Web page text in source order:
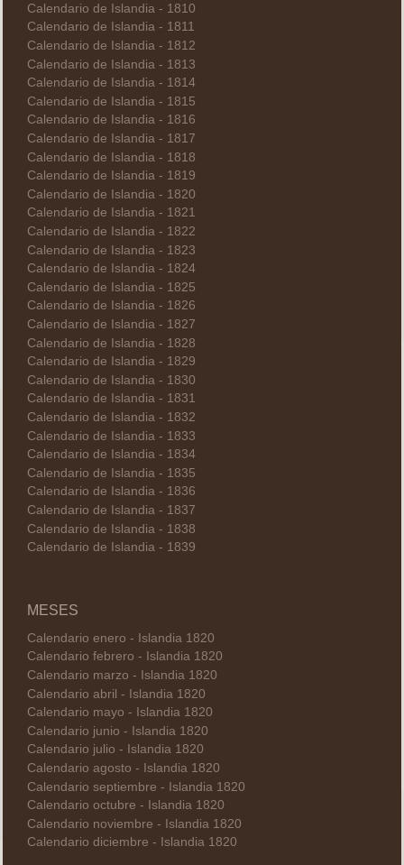
Calendario de Islandia - 1810
Calendario de Islandia - 1811
Calendario de Islandia - 1812
Calendario de Islandia - 1813
Calendario de Islandia - 1814
Calendario de Islandia - 1815
Calendario de Islandia - 1816
Calendario de Islandia - 1817
Calendario de Islandia - 1818
Calendario de Islandia - 1819
Calendario de Islandia - 1820
Calendario de Islandia - 1821
Calendario de Islandia - 1822
Calendario de Islandia - 1823
Calendario de Islandia - 1824
Calendario de Islandia - 1825
Calendario de Islandia - 1826
Calendario de Islandia - 1827
Calendario de Islandia - 1828
Calendario de Islandia - 1829
Calendario de Islandia - 1830
Calendario de Islandia - 1831
Calendario de Islandia - 1832
Calendario de Islandia - 1833
Calendario de Islandia - 1834
Calendario de Islandia - 1835
Calendario de Islandia - 1836
Calendario de Islandia - 1837
Calendario de Islandia - 1838
Calendario de Islandia - 1839
MESES
Calendario enero - Islandia 1820
Calendario febrero - Islandia 1820
Calendario marzo - Islandia 1820
Calendario abril - Islandia 1820
Calendario mayo - Islandia 1820
Calendario junio - Islandia 1820
Calendario julio - Islandia 1820
Calendario agosto - Islandia 1820
Calendario septiembre - Islandia 1820
Calendario octubre - Islandia 1820
Calendario noviembre - Islandia 1820
Calendario diciembre - Islandia 1820